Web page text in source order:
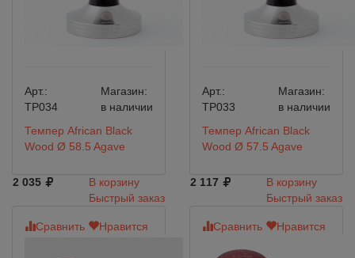
Арт.:
TP034
Магазин:
в наличии
Темпер African Black
Wood Ø 58.5 Agave
2 035
В корзину
Быстрый заказ
Арт.:
TP033
Магазин:
в наличии
Темпер African Black
Wood Ø 57.5 Agave
2 117
В корзину
Быстрый заказ
Сравнить Нравится Сравнить Нравится